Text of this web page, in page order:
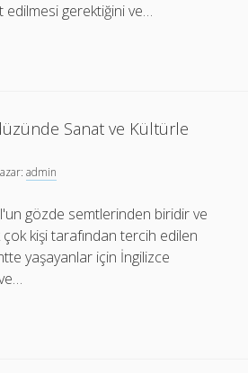
edilmesi gerektiğini ve…
Sanat ve Kültürle
admin
gözde semtlerinden biridir ve
çok kişi tarafından tercih edilen
yaşayanlar için İngilizce